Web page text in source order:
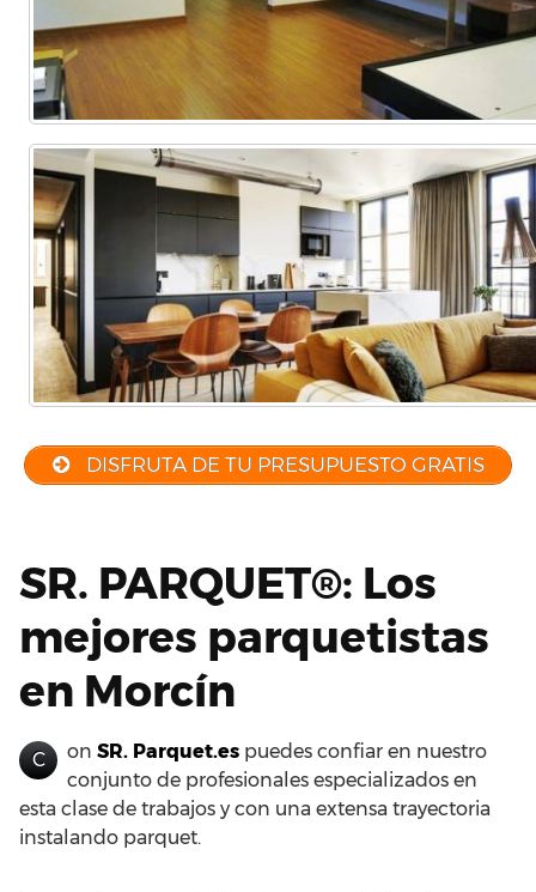
DISFRUTA DE TU PRESUPUESTO GRATIS
SR. PARQUET®: Los
mejores parquetistas
en Morcín
C on SR. Parquet.es puedes confiar en nuestro
conjunto de profesionales especializados en
esta clase de trabajos y con una extensa trayectoria
instalando parquet.